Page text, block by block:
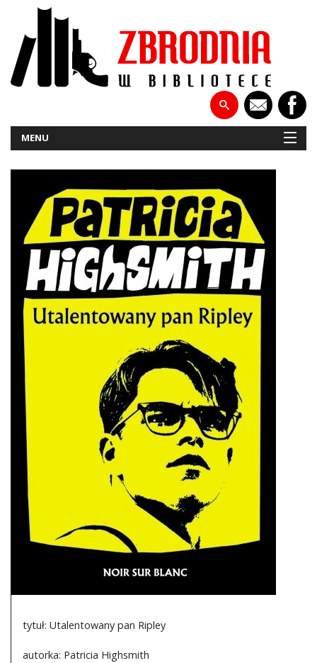
MENU
NOWOŚCI
PATRONATY
WYWIADY
RECENZJE
DO CZYTANIA
NA EKRANIE
KONTAKT
tytuł: Utalentowany pan Ripley
autorka: Patricia Highsmith